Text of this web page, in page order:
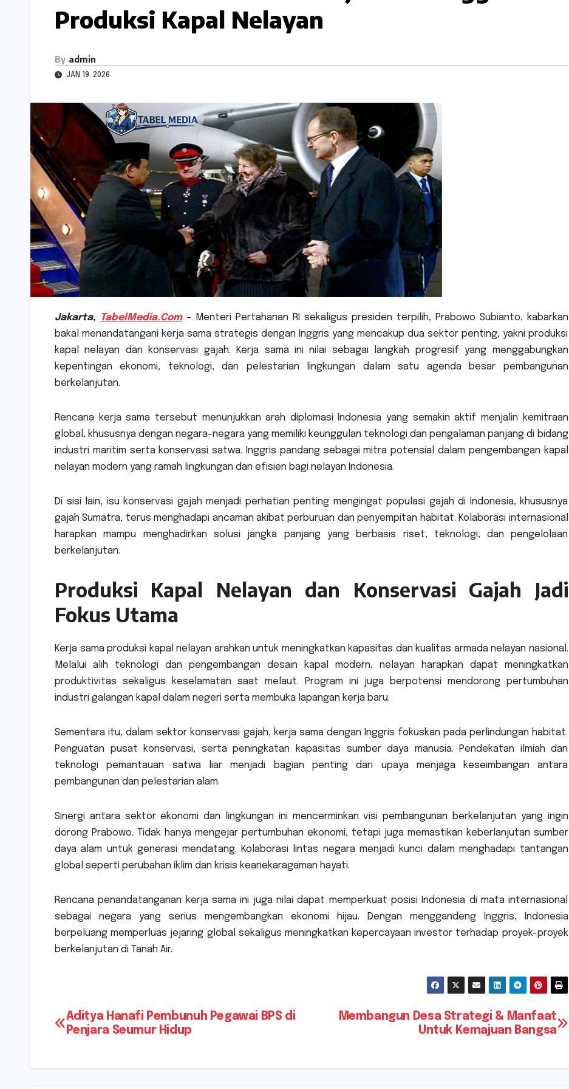
Produksi Kapal Nelayan
By admin
JAN 19, 2026
Jakarta, TabelMedia.Com– Menteri Pertahanan RI sekaligus presiden terpilih, Prabowo Subianto, kabarkan
bakal menandatangani kerja sama strategis dengan Inggris yang mencakup dua sektor penting, yakni produksi
kapal nelayan dan konservasi gajah. Kerja sama ini nilai sebagai langkah progresif yang menggabungkan
kepentingan ekonomi, teknologi, dan pelestarian lingkungan dalam satu agenda besar pembangunan
berkelanjutan.
Rencana kerja sama tersebut menunjukkan arah diplomasi Indonesia yang semakin aktif menjalin kemitraan
global, khususnya dengan negara-negara yang memiliki keunggulan teknologi dan pengalaman panjang di bidang
industri maritim serta konservasi satwa. Inggris pandang sebagai mitra potensial dalam pengembangan kapal
nelayan modern yang ramah lingkungan dan efisien bagi nelayan Indonesia.
Di sisi lain, isu konservasi gajah menjadi perhatian penting mengingat populasi gajah di Indonesia, khususnya
gajah Sumatra, terus menghadapi ancaman akibat perburuan dan penyempitan habitat. Kolaborasi internasional
harapkan mampu menghadirkan solusi jangka panjang yang berbasis riset, teknologi, dan pengelolaan
berkelanjutan.
Produksi Kapal Nelayan dan Konservasi Gajah Jadi
Fokus Utama
Kerja sama produksi kapal nelayan arahkan untuk meningkatkan kapasitas dan kualitas armada nelayan nasional.
Melalui alih teknologi dan pengembangan desain kapal modern, nelayan harapkan dapat meningkatkan
produktivitas sekaligus keselamatan saat melaut. Program ini juga berpotensi mendorong pertumbuhan
industri galangan kapal dalam negeri serta membuka lapangan kerja baru.
Sementara itu, dalam sektor konservasi gajah, kerja sama dengan Inggris fokuskan pada perlindungan habitat.
Penguatan pusat konservasi, serta peningkatan kapasitas sumber daya manusia. Pendekatan ilmiah dan
teknologi pemantauan satwa liar menjadi bagian penting dari upaya menjaga keseimbangan antara
pembangunan dan pelestarian alam.
Sinergi antara sektor ekonomi dan lingkungan ini mencerminkan visi pembangunan berkelanjutan yang ingin
dorong Prabowo. Tidak hanya mengejar pertumbuhan ekonomi, tetapi juga memastikan keberlanjutan sumber
daya alam untuk generasi mendatang. Kolaborasi lintas negara menjadi kunci dalam menghadapi tantangan
global seperti perubahan iklim dan krisis keanekaragaman hayati.
Rencana penandatanganan kerja sama ini juga nilai dapat memperkuat posisi Indonesia di mata internasional
sebagai negara yang serius mengembangkan ekonomi hijau. Dengan menggandeng Inggris, Indonesia
berpeluang memperluas jejaring global sekaligus meningkatkan kepercayaan investor terhadap proyek-proyek
berkelanjutan di Tanah Air.
Navigasi
Membangun Desa Strategi & Manfaat
Untuk Kemajuan Bangsa
Aditya Hanafi Pembunuh Pegawai BPS di
Penjara Seumur Hidup